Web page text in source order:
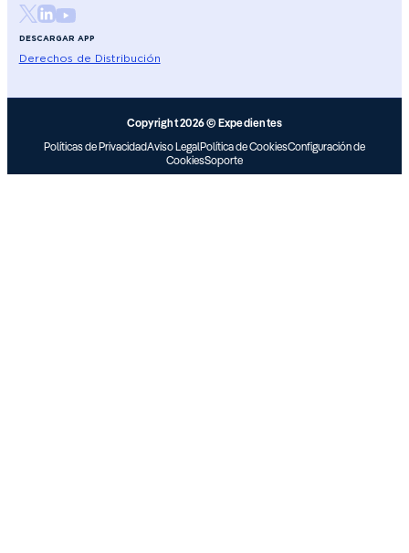
DESCARGAR APP
Derechos de Distribución
Copyright 2026 © Expedientes
Políticas de PrivacidadAviso LegalPolítica de CookiesConfiguración de
CookiesSoporte